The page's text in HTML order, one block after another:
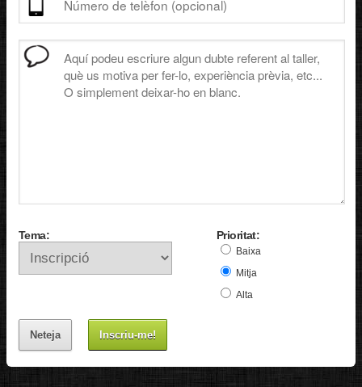
Tema: Prioritat:
Baixa
Mitja
Alta